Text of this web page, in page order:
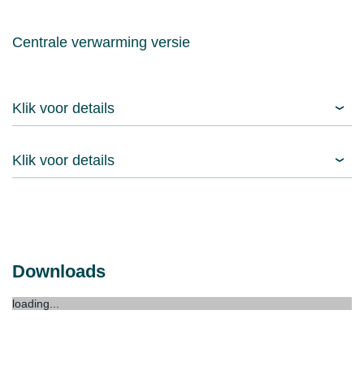
Centrale verwarming versie
Klik voor details
Klik voor details
Downloads
loading...